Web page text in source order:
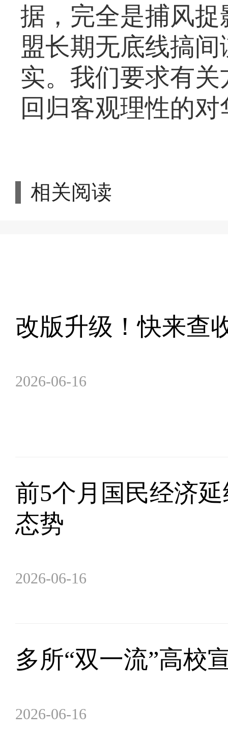
据，完全是捕风
盟长期无底线搞
实。我们要求有
回归客观理性的
相关阅读
改版升级！快来查
2026-06-16
前5个月国民经济
态势
2026-06-16
多所“双一流”高校
2026-06-16